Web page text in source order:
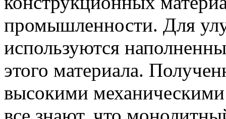
промышленности. Для
используются
этого материала.
высокими